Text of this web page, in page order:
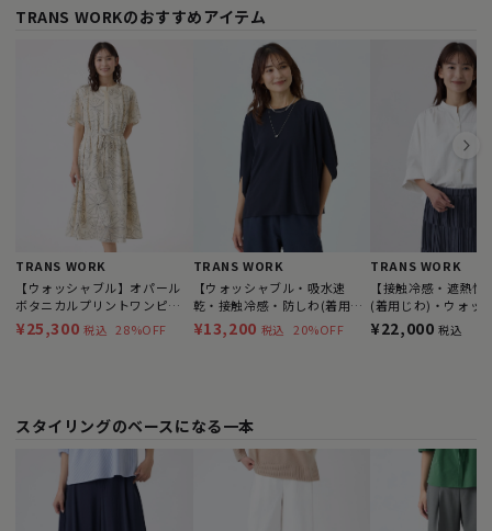
TRANS WORKのおすすめアイテム
TRANS WORK
【ウォッシャブル】オパール
ボタニカルプリントワンピー
ス
¥25,300 税込 28%OFF
TRANS WORK
【ウォッシャブル・吸水速
乾・接触冷感・防しわ(着用じ
わ）】GARUDA TWISTY
COMPACTカットソー
¥13,200 税込 20%OFF
TRANS WORK
【接触冷感・遮熱性
(着用じわ)・ウォッ
ソフトライプライタ
ス
¥22,000 税込
スタイリングのベースになる一本